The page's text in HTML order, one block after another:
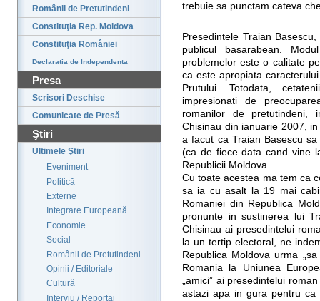
Românii de Pretutindeni
Constituţia Rep. Moldova
Constituţia României
Declaratia de Independenta
Presa
Scrisori Deschise
Comunicate de Presă
Ştiri
Ultimele Ştiri
Eveniment
Politică
Externe
Integrare Europeană
Economie
Social
Românii de Pretutindeni
Opinii / Editoriale
Cultură
Interviu / Reportaj
trebuie sa punctam cateva
Presedintele Traian
publicul basarabean.
problemelor este o calitate
ca este apropiata
Prutului. Totodata,
impresionati de
romanilor de pretutindeni,
Chisinau din ianuarie 2007,
a facut ca Traian Basescu
(ca de fiece data cand vine
Republicii Moldova.
Cu toate acestea ma tem ca
sa ia cu asalt la 19 mai
Romaniei din Republica
pronunte in sustinerea lui
Chisinau ai presedintelui
la un tertip electoral, ne
Republica Moldova urma
Romania la Uniunea
„amici” ai presedintelui
astazi apa in gura pentru